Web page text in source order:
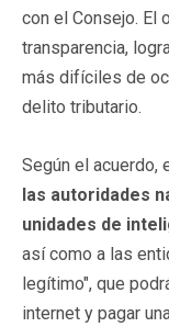
con el Consejo. El
transparencia,
más difíciles de
delito tributario.
Según el acuerdo,
las autoridades
unidades de
así como a las
legítimo", que
internet y pagar